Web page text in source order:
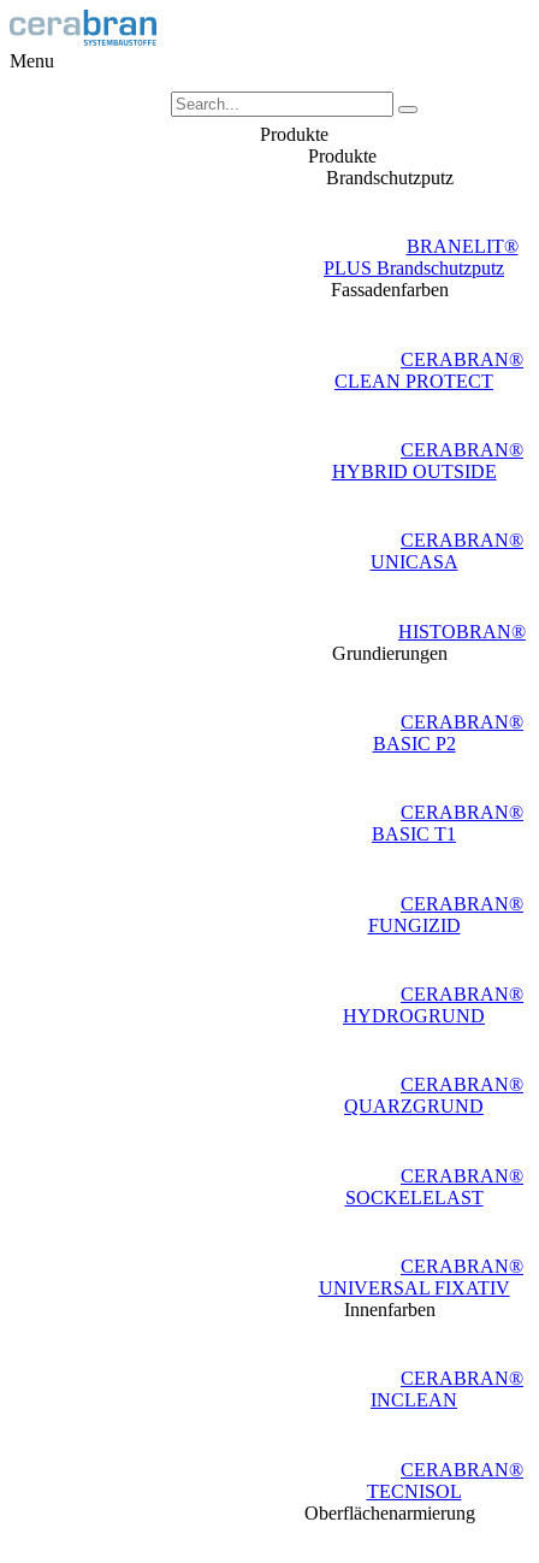
Menu
Produkte
Produkte
Brandschutzputz
BRANELIT®
PLUS Brandschutzputz
Fassadenfarben
CERABRAN®
CLEAN PROTECT
CERABRAN®
HYBRID OUTSIDE
CERABRAN®
UNICASA
HISTOBRAN®
Grundierungen
CERABRAN®
BASIC P2
CERABRAN®
BASIC T1
CERABRAN®
FUNGIZID
CERABRAN®
HYDROGRUND
CERABRAN®
QUARZGRUND
CERABRAN®
SOCKELELAST
CERABRAN®
UNIVERSAL FIXATIV
Innenfarben
CERABRAN®
INCLEAN
CERABRAN®
TECNISOL
Oberflächenarmierung